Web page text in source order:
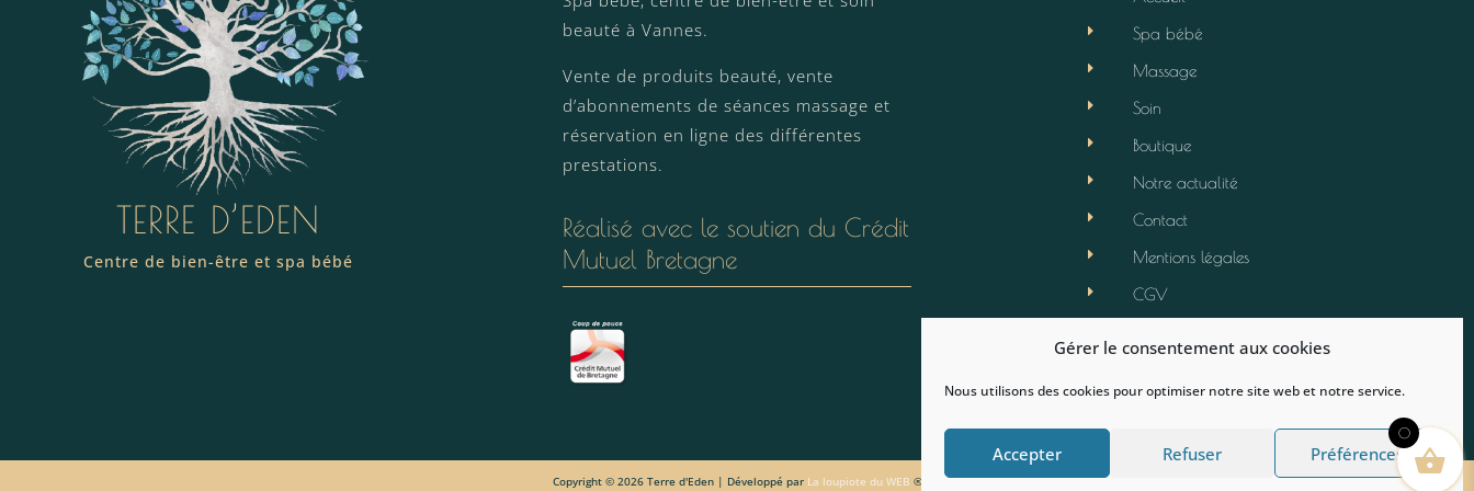
Gérer le consentement aux cookies
Nous utilisons des cookies pour optimiser notre site web et notre service.
Accepter Refuser Préférences
TERRE D’EDEN
Centre de bien-être et spa bébé
beauté à Vannes.
Vente de produits beauté, vente
d’abonnements de séances massage et
réservation en ligne des différentes
prestations.
Réalisé avec le soutien du Crédit
Mutuel Bretagne
E Spa bébé
E Massage
E Soin
E Boutique
E Notre actualité
E Contact
E Mentions légales
E CGV
Copyright © 2026 Terre d'Eden | Développé par La loupiote du WEB ®
0